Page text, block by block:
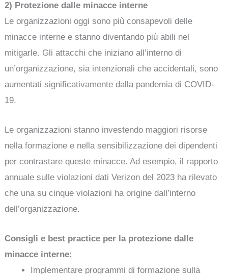
2) Protezione dalle minacce interne
Le organizzazioni oggi sono più consapevoli delle
minacce interne e stanno diventando più abili nel
mitigarle. Gli attacchi che iniziano all’interno di
un’organizzazione, sia intenzionali che accidentali, sono
aumentati significativamente dalla pandemia di COVID-
19.
Le organizzazioni stanno investendo maggiori risorse
nella formazione e nella sensibilizzazione dei dipendenti
per contrastare queste minacce. Ad esempio, il rapporto
annuale sulle violazioni dati Verizon del 2023 ha rilevato
che una su cinque violazioni ha origine dall’interno
dell’organizzazione.
Consigli e best practice per la protezione dalle
minacce interne:
Implementare programmi di formazione sulla